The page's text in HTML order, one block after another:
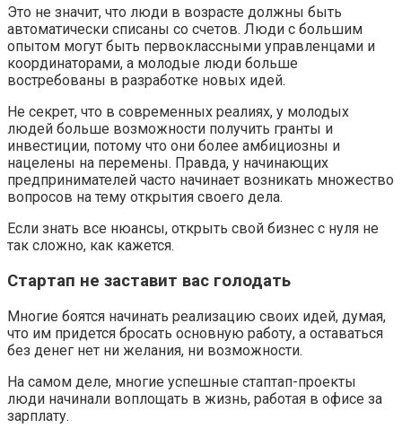
Это не значит, что люди в возрасте должны быть
автоматически списаны со счетов. Люди с большим
опытом могут быть первоклассными управленцами и
координаторами, а молодые люди больше
востребованы в разработке новых идей.
Не секрет, что в современных реалиях, у молодых
людей больше возможности получить гранты и
инвестиции, потому что они более амбициозны и
нацелены на перемены. Правда, у начинающих
предпринимателей часто начинает возникать множество
вопросов на тему открытия своего дела.
Если знать все нюансы, открыть свой бизнес с нуля не
так сложно, как кажется.
Стартап не заставит вас голодать
Многие боятся начинать реализацию своих идей, думая,
что им придется бросать основную работу, а оставаться
без денег нет ни желания, ни возможности.
На самом деле, многие успешные стаптап-проекты
люди начинали воплощать в жизнь, работая в офисе за
зарплату.